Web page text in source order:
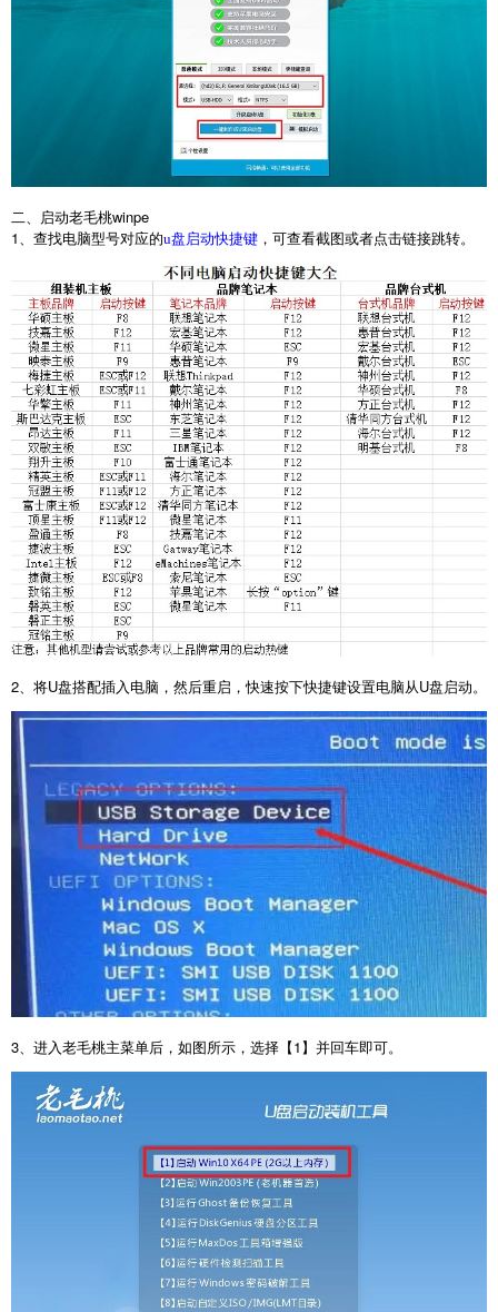
二、启动老毛桃winpe
1
、查找电脑型号对应的u盘启动快捷键 ，可查看截图或者点击链接跳转。
2、将U盘搭配插入电脑，然后重启，快速按下快捷键设置电脑从U盘启动。
3、进入老毛桃主菜单后，如图所示，选择【1】并回车即可。